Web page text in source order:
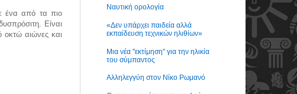
ένα από τα πιο
Είναι
οκτώ αιώνες και
Ναυτική ορολογία
«Δεν υπάρχει παιδεία αλλά
εκπαίδευση τεχνικών ηλιθίων»
Μια νέα "εκτίμηση" για την ηλικία
του σύμπαντος
Αλληλεγγύη στον Νίκο Ρωμανό